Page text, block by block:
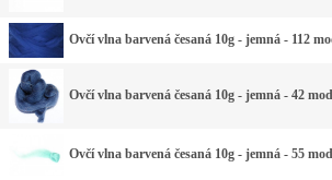
Ovčí vlna barvená česaná 10g - jemná - 112
Ovčí vlna barvená česaná 10g - jemná - 42
Ovčí vlna barvená česaná 10g - jemná - 55